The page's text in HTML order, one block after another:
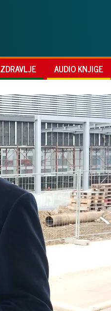
ZDRAVLJE AUDIO KNJIGE